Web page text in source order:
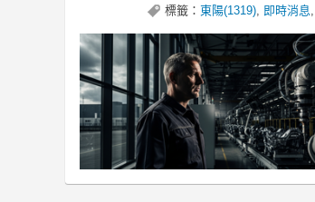
標籤： 東陽(1319) 即時消息